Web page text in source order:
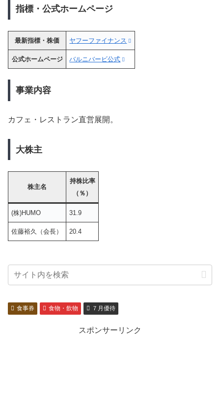
指標・公式ホームページ
最新指標・株価 ヤフーファイナンス
公式ホームページ バルニバービ公式
事業内容
カフェ・レストラン直営展開。
大株主
株主名
持株比率
（％）
(株)HUMO 31.9
佐藤裕久（会長） 20.4
食事券 食物・飲物 ７月優待
スポンサーリンク